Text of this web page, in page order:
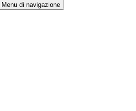
Menu di navigazione